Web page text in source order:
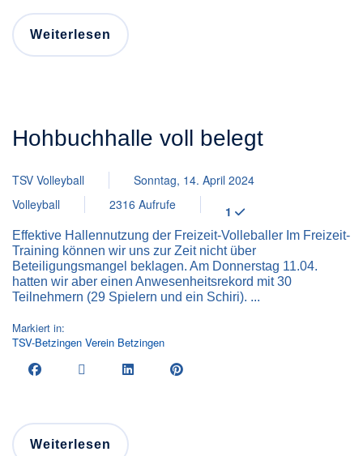
Weiterlesen
Hohbuchhalle voll belegt
TSV Volleyball
Sonntag, 14. April 2024
Volleyball
2316 Aufrufe 1
Effektive Hallennutzung der Freizeit-Volleballer Im Freizeit-
Training können wir uns zur Zeit nicht über
Beteiligungsmangel beklagen. Am Donnerstag 11.04.
hatten wir aber einen Anwesenheitsrekord mit 30
Teilnehmern (29 Spielern und ein Schiri). ...
Markiert in:
TSV-Betzingen Verein Betzingen
Weiterlesen